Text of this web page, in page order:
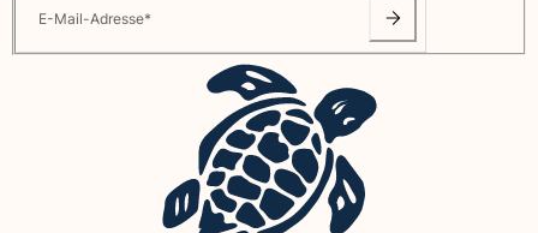
E-Mail-Adresse*